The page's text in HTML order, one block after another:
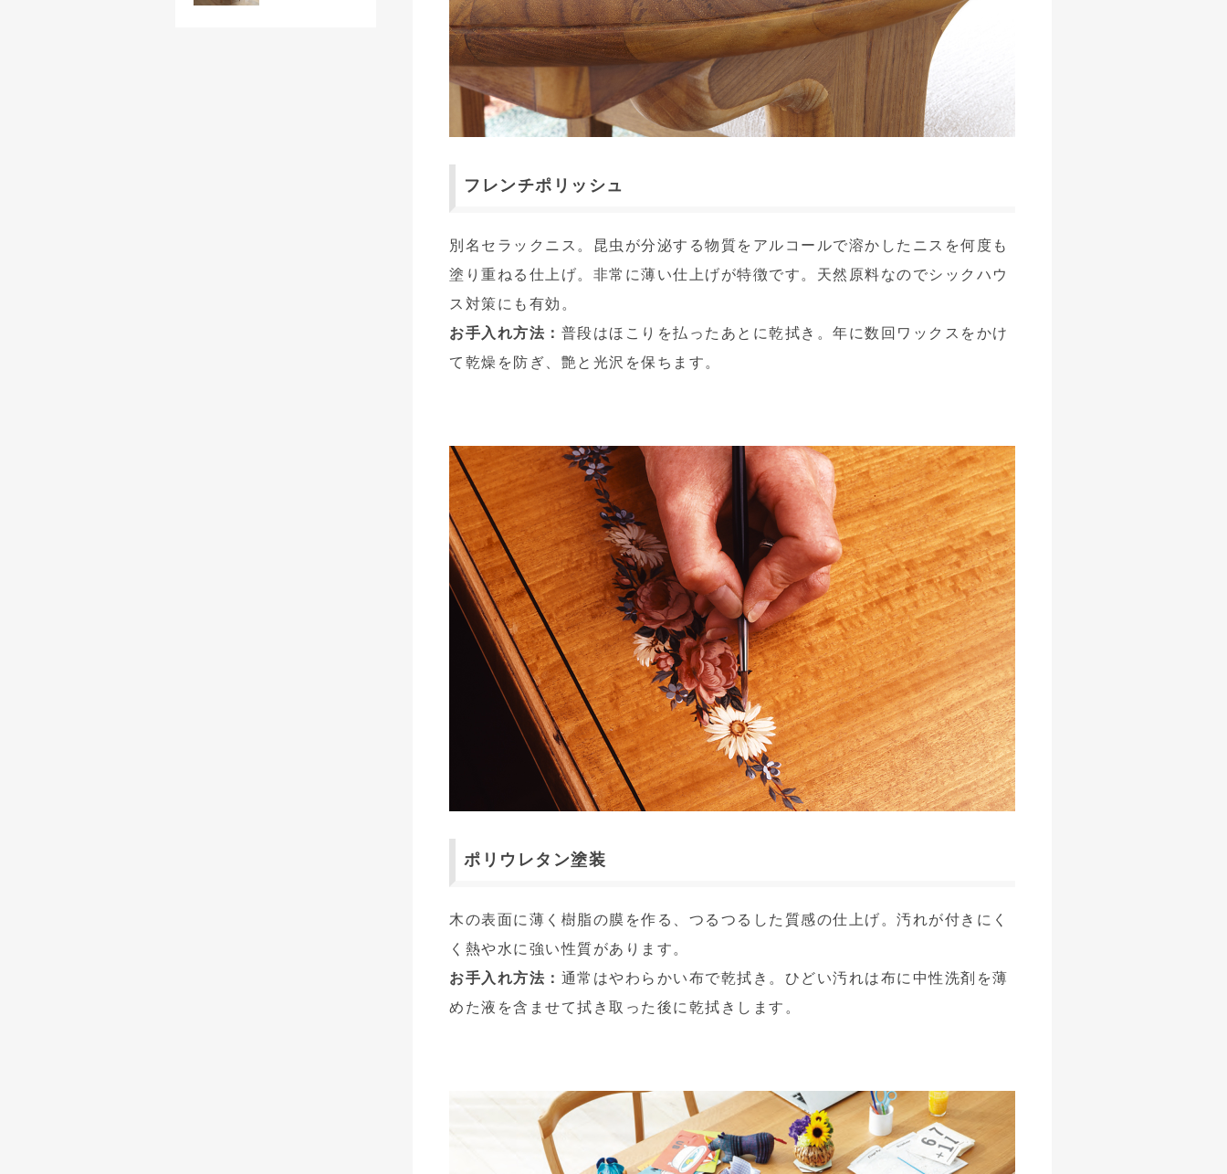
フレンチポリッシュ
別名セラックニス。昆虫が分泌する物質をアルコールで溶かしたニスを何度も
塗り重ねる仕上げ。非常に薄い仕上げが特徴です。天然原料なのでシックハウ
ス対策にも有効。
お手入れ方法： 普段はほこりを払ったあとに乾拭き。年に数回ワックスをかけ
て乾燥を防ぎ、艶と光沢を保ちます。
ポリウレタン塗装
木の表面に薄く樹脂の膜を作る、つるつるした質感の仕上げ。汚れが付きにく
く熱や水に強い性質があります。
お手入れ方法： 通常はやわらかい布で乾拭き。ひどい汚れは布に中性洗剤を薄
めた液を含ませて拭き取った後に乾拭きします。